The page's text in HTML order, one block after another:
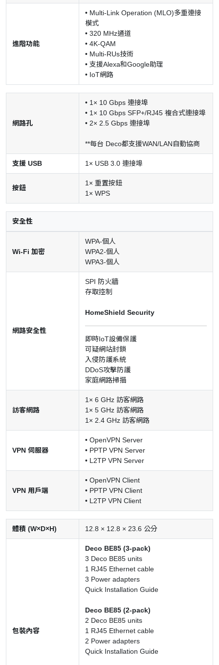
進階功能
• Multi-Link Operation (MLO)多重連接
模式
• 320 MHz通道
• 4K-QAM
• Multi-RUs技術
• 支援Alexa和Google助理
• IoT網路
網路孔
• 1× 10 Gbps 連接埠
• 1× 10 Gbps SFP+/RJ45 複合式連接埠
• 2× 2.5 Gbps 連接埠
**每台 Deco都支援WAN/LAN自動協商
支援 USB 1× USB 3.0 連接埠
按鈕
1× 重置按鈕
1× WPS
安全性
Wi-Fi 加密
WPA-個人
WPA2-個人
WPA3-個人
網路安全性
SPI 防火牆
存取控制
HomeShield Security
即時IoT設備保護
可疑網站封鎖
入侵防護系統
DDoS攻擊防護
家庭網路掃描
訪客網路
1× 6 GHz 訪客網路
1× 5 GHz 訪客網路
1× 2.4 GHz 訪客網路
VPN 伺服器
• OpenVPN Server
• PPTP VPN Server
• L2TP VPN Server
VPN 用戶端
• OpenVPN Client
• PPTP VPN Client
• L2TP VPN Client
體積 (W×D×H) 12.8 × 12.8 × 23.6 公分
包裝內容
Deco BE85 (3-pack)
3 Deco BE85 units
1 RJ45 Ethernet cable
3 Power adapters
Quick Installation Guide
Deco BE85 (2-pack)
2 Deco BE85 units
1 RJ45 Ethernet cable
2 Power adapters
Quick Installation Guide